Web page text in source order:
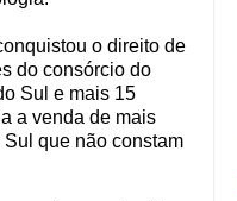
o direito de
do consórcio do
Sul e mais 15
a venda de mais
que não constam